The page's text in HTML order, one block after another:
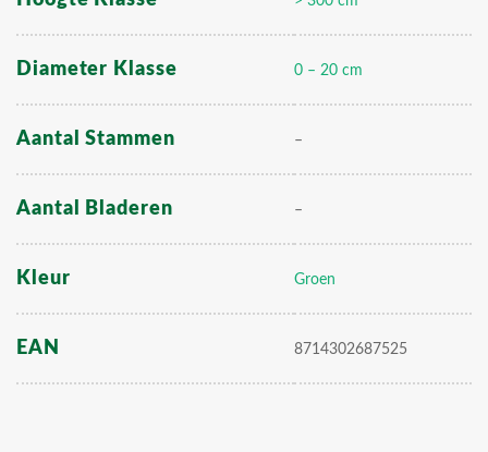
Diameter Klasse 0 – 20 cm
Aantal Stammen –
Aantal Bladeren –
Kleur Groen
EAN 8714302687525